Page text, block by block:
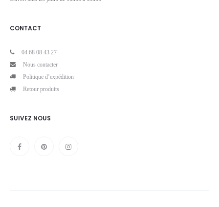
CONTACT
04 68 08 43 27
Nous contacter
Politique d’expédition
Retour produits
SUIVEZ NOUS